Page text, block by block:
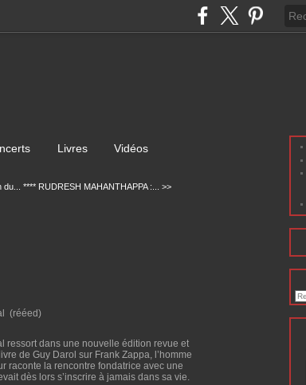
Livres Vidéos
**** RUDRESH MAHANTHAPPA :... >>
(rééed)
ressort dans une nouvelle édition revue et
de Guy Darol sur Frank Zappa, l’homme
raconte la rencontre fondatrice avec une
dès lors s’inscrire à jamais dans sa vie.